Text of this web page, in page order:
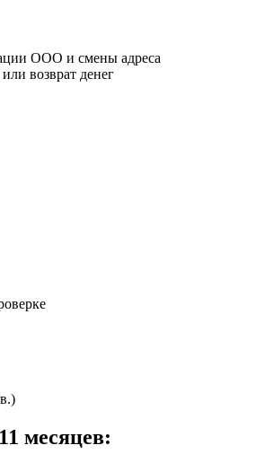
ООО и смены адреса
возврат денег
месяцев: